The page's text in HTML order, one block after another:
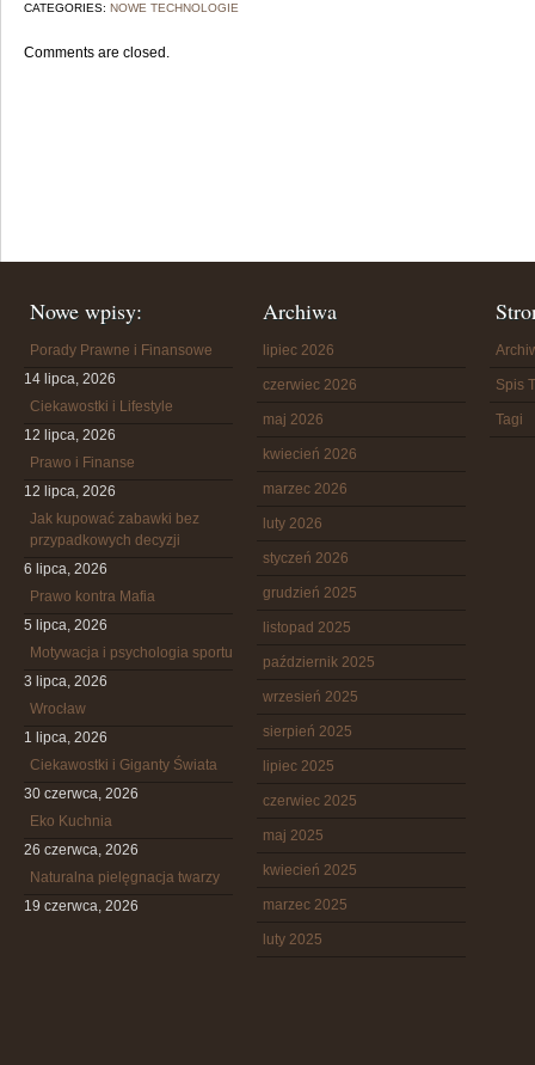
CATEGORIES: NOWE TECHNOLOGIE
Comments are closed.
Nowe wpisy:
Porady Prawne i Finansowe
14 lipca, 2026
Ciekawostki i Lifestyle
12 lipca, 2026
Prawo i Finanse
12 lipca, 2026
Jak kupować zabawki bez
przypadkowych decyzji
6 lipca, 2026
Prawo kontra Mafia
5 lipca, 2026
Motywacja i psychologia sportu
3 lipca, 2026
Wrocław
1 lipca, 2026
Ciekawostki i Giganty Świata
30 czerwca, 2026
Eko Kuchnia
26 czerwca, 2026
Naturalna pielęgnacja twarzy
19 czerwca, 2026
Archiwa
lipiec 2026
czerwiec 2026
maj 2026
kwiecień 2026
marzec 2026
luty 2026
styczeń 2026
grudzień 2025
listopad 2025
październik 2025
wrzesień 2025
sierpień 2025
lipiec 2025
czerwiec 2025
maj 2025
kwiecień 2025
marzec 2025
luty 2025
Spis
Tagi